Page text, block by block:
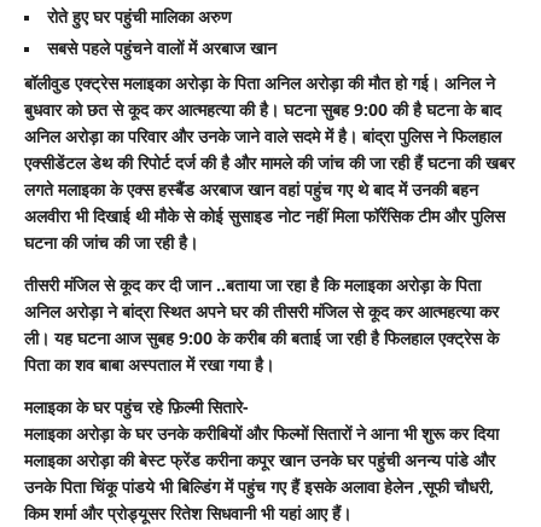
रोते हुए घर पहुंची मालिका अरुण
सबसे पहले पहुंचने वालों में अरबाज खान
बॉलीवुड एक्ट्रेस मलाइका अरोड़ा के पिता अनिल अरोड़ा की मौत हो गई। अनिल ने
बुधवार को छत से कूद कर आत्महत्या की है। घटना सुबह 9:00 की है घटना के बाद
अनिल अरोड़ा का परिवार और उनके जाने वाले सदमे में है। बांद्रा पुलिस ने फिलहाल
एक्सीडेंटल डेथ की रिपोर्ट दर्ज की है और मामले की जांच की जा रही हैं घटना की खबर
लगते मलाइका के एक्स हस्बैंड अरबाज खान वहां पहुंच गए थे बाद में उनकी बहन
अलवीरा भी दिखाई थी मौके से कोई सुसाइड नोट नहीं मिला फॉरेंसिक टीम और पुलिस
घटना की जांच की जा रही है।
तीसरी मंजिल से कूद कर दी जान ..बताया जा रहा है कि मलाइका अरोड़ा के पिता
अनिल अरोड़ा ने बांद्रा स्थित अपने घर की तीसरी मंजिल से कूद कर आत्महत्या कर
ली। यह घटना आज सुबह 9:00 के करीब की बताई जा रही है फिलहाल एक्ट्रेस के
पिता का शव बाबा अस्पताल में रखा गया है।
मलाइका के घर पहुंच रहे फ़िल्मी सितारे-
मलाइका अरोड़ा के घर उनके करीबियों और फिल्मों सितारों ने आना भी शुरू कर दिया
मलाइका अरोड़ा की बेस्ट फ्रेंड करीना कपूर खान उनके घर पहुंची अनन्य पांडे और
उनके पिता चिंकू पांडये भी बिल्डिंग में पहुंच गए हैं इसके अलावा हेलेन ,सूफी चौधरी,
किम शर्मा और प्रोड्यूसर रितेश सिधवानी भी यहां आए हैं।